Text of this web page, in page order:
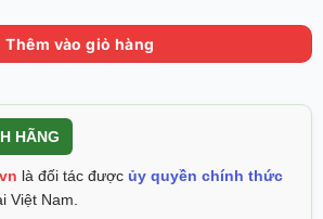
Thêm vào giỏ hàng
HÃNG
là đối tác được ủy quyền chính thức
Việt Nam.